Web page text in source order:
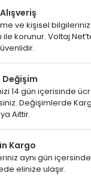
ve kişisel bilgileriniz
ile korunur.
Değişim
14 gün içerisinde
Değişimlerde
Aittir.
Kargo
aynı gün içersinde
elinize ulaşır.